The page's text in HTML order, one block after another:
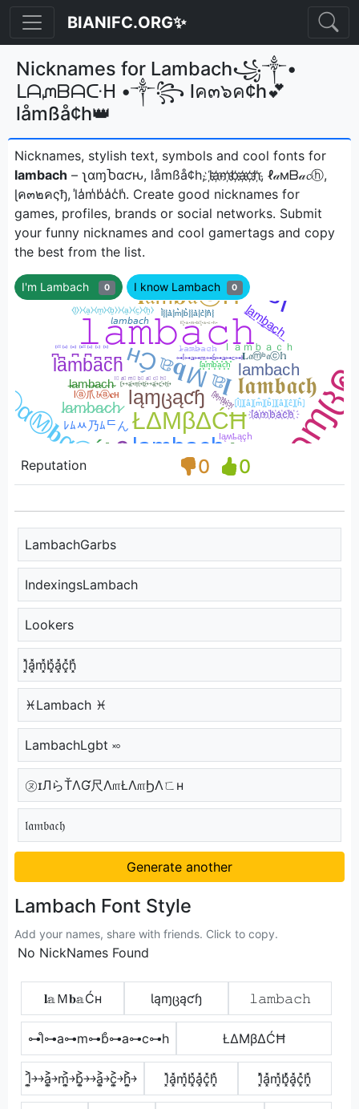
BIANIFC.ORG✨
Nicknames for Lambach꧁༒•
ᒪᗩᘻᗷᗩᑢᕼ •༒꧂ lค๓๖ค¢h💕
låmßå¢h👑
Nicknames, stylish text, symbols and cool fonts for
lambach – ʅαɱႦαƈԋ, låmßå¢h, l҉a҉m҉b҉a҉c҉h҉, ℓ𝒶мᗷ𝒶𝓬ⓗ,
ɭค๓๒คςђ, l̾a̾m̾b̾a̾c̾h̾ㅤ. Create good nicknames for
games, profiles, brands or social networks. Submit
your funny nicknames and cool gamertags and copy
the best from the list.
I'm Lambach 0 I know Lambach 0
Reputation 0 0
LambachGarbs
IndexingsLambach
Lookers
l͓̽a͓̽m͓̽b͓̽a͓̽c͓̽h͓̽
♓Lambach ♓
LambachLgbt ࿎
㋦ɪЛらŤΛƓ尺Λ௱ŁΛ௱ϦΛㄈн
𝔩𝔞𝔪𝔟𝔞𝔠𝔥
Generate another
Lambach Font Style
Add your names, share with friends. Click to copy.
No NickNames Found
𝐥𝕒Ｍ𝐛𝕒Ćн Ɩąɱცąƈɧ 𝚕𝚊𝚖𝚋𝚊𝚌𝚑
⊶l̊⊶a⊶m⊶b̊⊶a⊶c⊶h ŁΔΜβΔĆĦ
l͎͍͐￫￫a͎͍͐￫m͎͍͐￫b͎͍͐￫￫a͎͍͐￫c͎͍͐￫h͎͍͐￫ l͓̽a͓̽m͓̽b͓̽a͓̽c͓̽h͓̽ l͓̽̾a͓̽m͓̽b͓̽̾a͓̽c͓̽h͓̽